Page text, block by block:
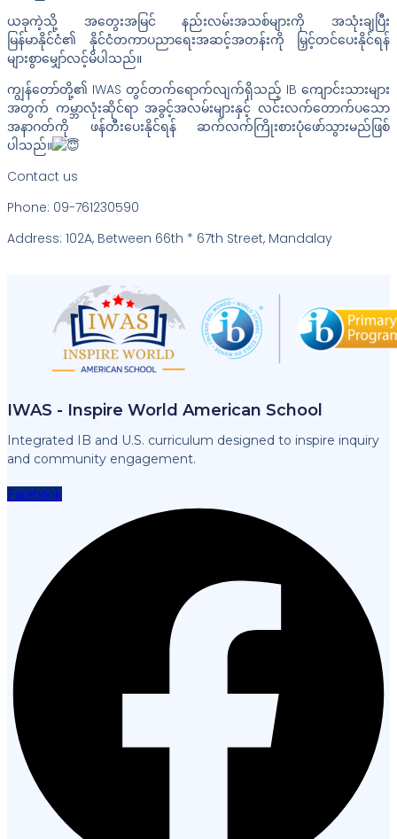
ယခုကဲ့သို့ အတွေးအမြင် နည်းလမ်းအသစ်များကို အသုံးချပြီး
မြန်မာနိုင်ငံ၏ နိုင်ငံတကာပညာရေးအဆင့်အတန်းကို မြှင့်တင်ပေးနိုင်ရန်
များစွာမျှော်လင့်မိပါသည်။
ကျွန်တော်တို့၏ IWAS တွင်တက်ရောက်လျက်ရှိသည့် IB ကျောင်းသားများ
အတွက် ကမ္ဘာလုံးဆိုင်ရာ အခွင့်အလမ်းများနှင့် လင်းလက်တောက်ပသော
အနာဂတ်ကို ဖန်တီးပေးနိုင်ရန် ဆက်လက်ကြိုးစားပုံဖော်သွားမည်ဖြစ်
ပါသည်။
Contact us
Phone: 09-761230590
Address: 102A, Between 66th * 67th Street, Mandalay
IWAS - Inspire World American School
Integrated IB and U.S. curriculum designed to inspire inquiry
and community engagement.
Facebook